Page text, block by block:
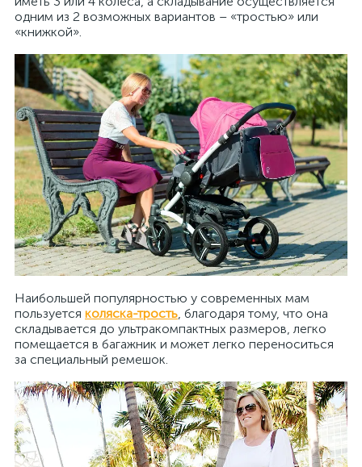
одним из 2 возможных вариантов – «тростью» или
«книжкой».
Наибольшей популярностью у современных мам
пользуется коляска-трость, благодаря тому, что она
складывается до ультракомпактных размеров, легко
помещается в багажник и может легко переноситься
за специальный ремешок.